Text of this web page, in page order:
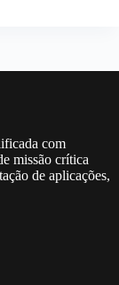
com
missão crítica
de aplicações,